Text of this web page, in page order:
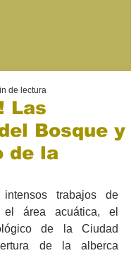
Las
Bosque y
de la
de lectura
trabajos de
el área acuática, el
de la Ciudad
de la alberca